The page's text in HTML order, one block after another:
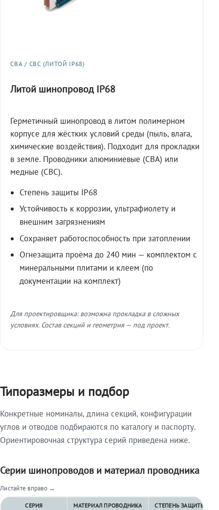
СВА / СВС (ЛИТОЙ IP68)
Литой шинопровод IP68
Герметичный шинопровод в литом полимерном
корпусе для жёстких условий среды (пыль, влага,
химические воздействия). Подходит для прокладки
в земле. Проводники алюминиевые (СВА) или
медные (СВС).
Степень защиты IP68
Устойчивость к коррозии, ультрафиолету и
внешним загрязнениям
Сохраняет работоспособность при затоплении
Огнезащита проёма до 240 мин — комплектом с
минеральными плитами и клеем (по
документации на комплект)
Для проектировщика: возможна прокладка в сложных
условиях. Состав секций и геометрия — под проект.
Типоразмеры и подбор
Конкретные номиналы, длина секций, конфигурации
углов и отводов подбираются по каталогу и паспорту.
Ориентировочная структура серий приведена ниже.
Серии шинопроводов и материал проводника
Листайте вправо →
СЕРИЯ МАТЕРИАЛ ПРОВОДНИКА СТЕПЕНЬ ЗАЩИТЫ